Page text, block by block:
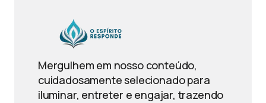
Mergulhem em nosso conteúdo,
cuidadosamente selecionado para
iluminar, entreter e engajar, trazendo